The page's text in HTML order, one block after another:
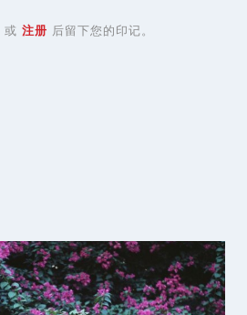
或 注册 后留下您的印记。